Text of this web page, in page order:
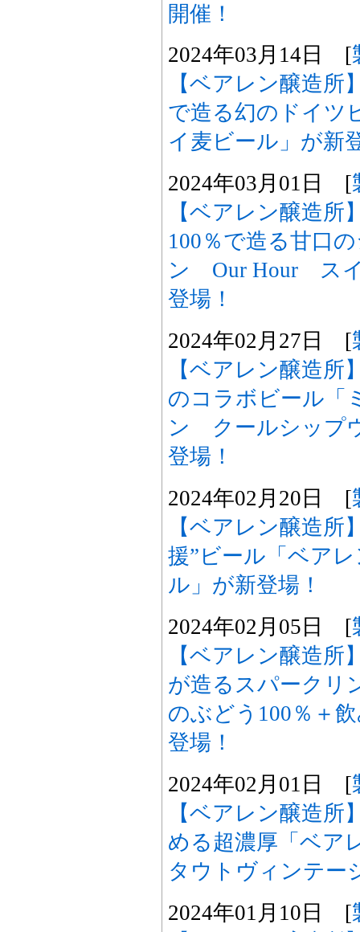
開催！
2024年03月14日 [
【ベアレン醸造所
で造る幻のドイツ
イ麦ビール」が新
2024年03月01日 [
【ベアレン醸造所
100％で造る甘口
ン Our Hour ス
登場！
2024年02月27日 [
【ベアレン醸造所
のコラボビール「
ン クールシップ
登場！
2024年02月20日 [
【ベアレン醸造所
援”ビール「ベア
ル」が新登場！
2024年02月05日 [
【ベアレン醸造
が造るスパークリ
のぶどう100％＋
登場！
2024年02月01日 [
【ベアレン醸造所
める超濃厚「ベ
タウトヴィンテー
2024年01月10日 [